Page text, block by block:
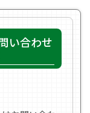
い合わせ